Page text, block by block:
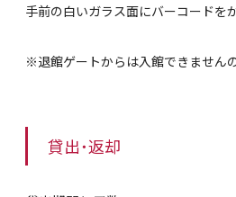
手前の白いガラス面にバーコードを
※退館ゲートからは入館できません
貸出・返却